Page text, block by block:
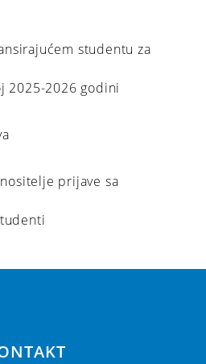
studentu za
2025-2026 godini
prijave sa